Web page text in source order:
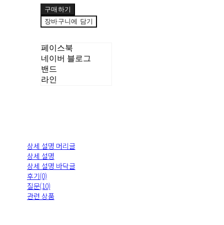
구매하기
장바구니에 담기
페이스북
네이버 블로그
밴드
라인
상세 설명 머리글
상세 설명
상세 설명 바닥글
후기(0)
질문(10)
관련 상품